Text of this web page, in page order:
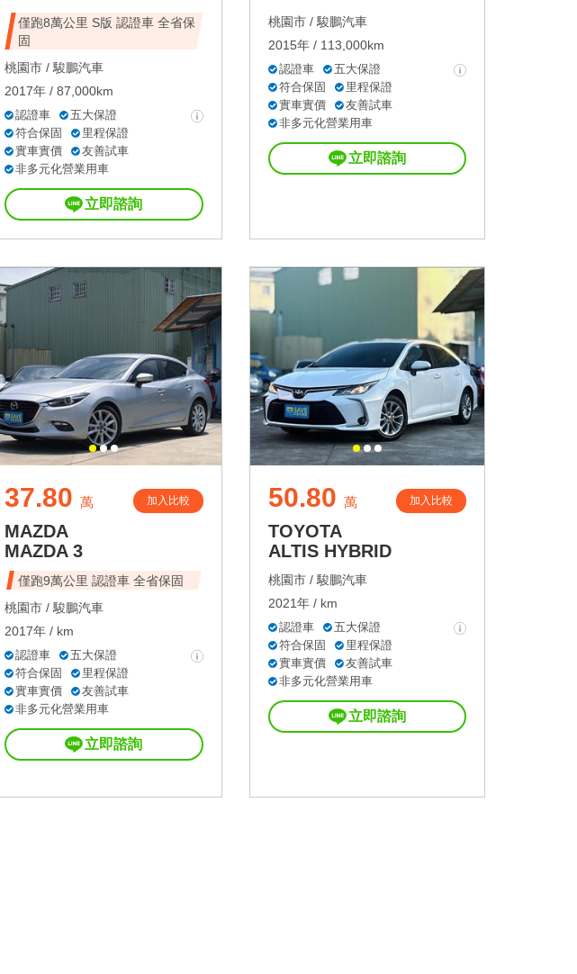
僅跑8萬公里 S版 認證車 全省保
固
桃園市 / 駿鵬汽車
2017年 / 87,000km
認證車
五大保證
符合保固
里程保證
實車實價
友善試車
非多元化營業用車
立即諮詢
桃園市 / 駿鵬汽車
2015年 / 113,000km
認證車
五大保證
符合保固
里程保證
實車實價
友善試車
非多元化營業用車
立即諮詢
37.80 萬 加入比較
MAZDA
MAZDA 3
僅跑9萬公里 認證車 全省保固
桃園市 / 駿鵬汽車
2017年 / km
認證車
五大保證
符合保固
里程保證
實車實價
友善試車
非多元化營業用車
立即諮詢
50.80 萬 加入比較
TOYOTA
ALTIS HYBRID
桃園市 / 駿鵬汽車
2021年 / km
認證車
五大保證
符合保固
里程保證
實車實價
友善試車
非多元化營業用車
立即諮詢